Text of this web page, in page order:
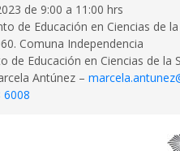
de 9:00 a 11:00 hrs
de Educación en Ciencias de la
Comuna Independencia
de Educación en Ciencias de la
Antúnez –
6008